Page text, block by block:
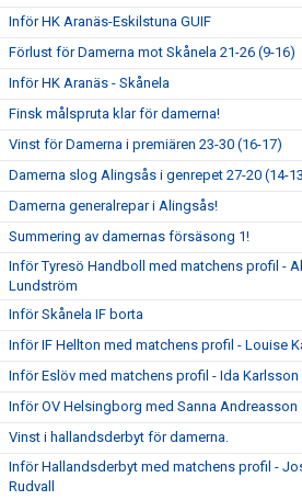
Inför HK Aranäs-Eskilstuna GUIF
Förlust för Damerna mot Skånela 21-26 (9-16)
Inför HK Aranäs - Skånela
Finsk målspruta klar för damerna!
Vinst för Damerna i premiären 23-30 (16-17)
Damerna slog Alingsås i genrepet 27-20 (14-
Damerna generalrepar i Alingsås!
Summering av damernas försäsong 1!
Inför Tyresö Handboll med matchens profil -
Lundström
Inför Skånela IF borta
Inför IF Hellton med matchens profil - Louise
Inför Eslöv med matchens profil - Ida Karlsson
Inför OV Helsingborg med Sanna Andreasson
Vinst i hallandsderbyt för damerna.
Inför Hallandsderbyt med matchens profil -
Rudvall